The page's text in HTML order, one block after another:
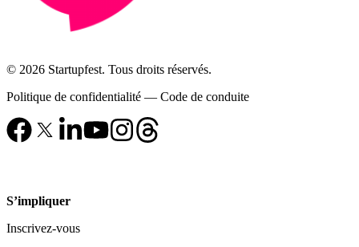
© 2026 Startupfest. Tous droits réservés.
Politique de confidentialité — Code de conduite
S’impliquer
Inscrivez-vous